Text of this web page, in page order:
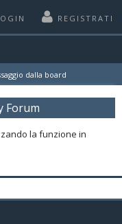
REGISTRATI
dalla board
Forum
la funzione in